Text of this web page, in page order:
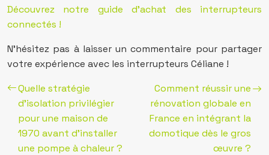
Découvrez notre guide d’achat des interrupteurs
connectés !
N’hésitez pas à laisser un commentaire pour partager
votre expérience avec les interrupteurs Céliane !
Quelle stratégie
d’isolation privilégier
pour une maison de
1970 avant d’installer
une pompe à chaleur ?
Comment réussir une
rénovation globale en
France en intégrant la
domotique dès le gros
œuvre ?